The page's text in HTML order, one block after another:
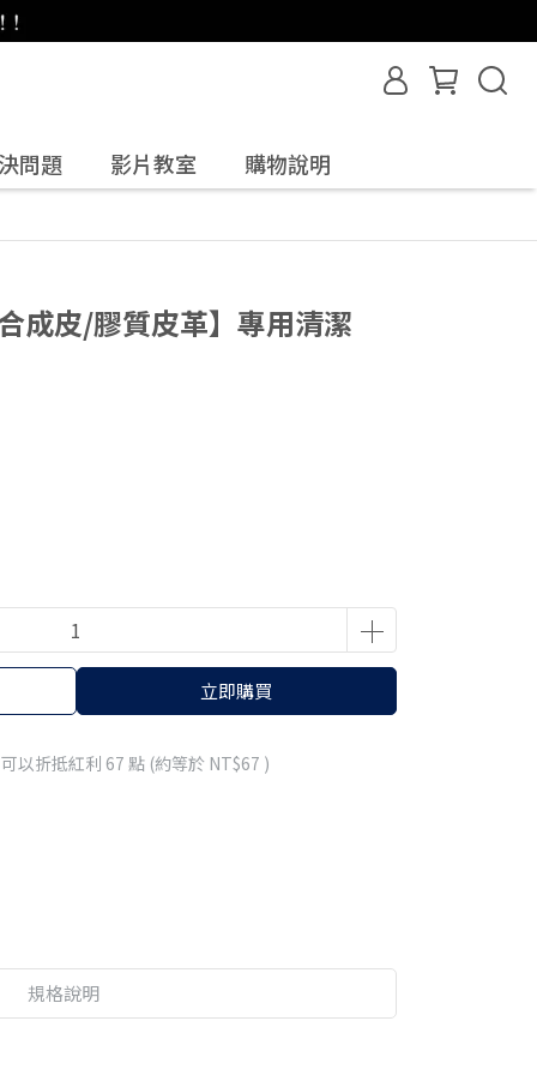
問題 影片教室 購物說明
成皮/膠質皮革】專用清潔
立即購買
以折抵紅利 67 點 (約等於 NT$67 )
規格說明